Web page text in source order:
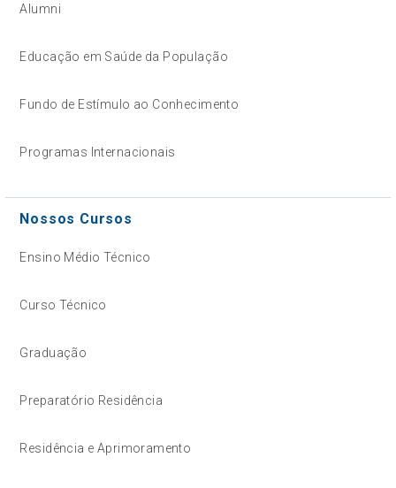
Alumni
Educação em Saúde da População
Fundo de Estímulo ao Conhecimento
Programas Internacionais
Nossos Cursos
Ensino Médio Técnico
Curso Técnico
Graduação
Preparatório Residência
Residência e Aprimoramento